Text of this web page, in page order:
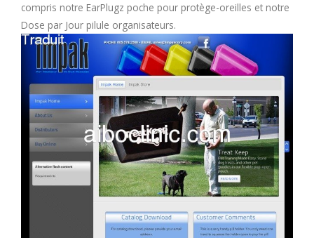
M
N
O
P
Q
R
compris notre EarPlugz poche pour protège-oreilles et notre
Dose par Jour pilule organisateurs.